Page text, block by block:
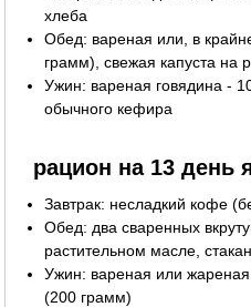
хлеба
Обед: вареная или, в
грамм), свежая капуста на
Ужин: вареная говядина -
обычного кефира
рацион на 13 день
Завтрак: несладкий кофе
Обед: два сваренных
растительном масле,
Ужин: вареная или
(200 грамм)